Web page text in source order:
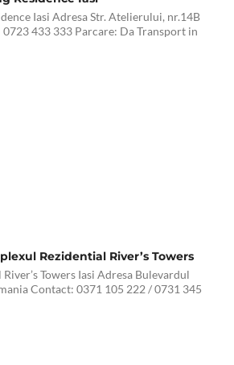
Iasi Adresa Str. Atelierului, nr.14B
0723 433 333 Parcare: Da Transport in
Rezidential River’s Towers
Towers Iasi Adresa Bulevardul
Contact: 0371 105 222 / 0731 345